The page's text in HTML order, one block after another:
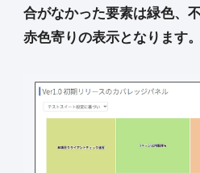
合がなかった要素は緑色、
赤色寄りの表示となります。